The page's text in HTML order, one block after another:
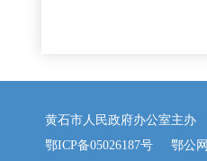
黄石市人民政府办公室主
鄂ICP备05026187号
鄂公